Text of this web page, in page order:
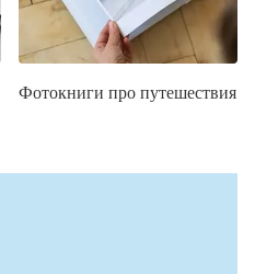
Фотокниги про путешествия